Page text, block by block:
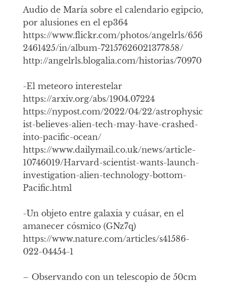
Audio de María sobre el calendario egipcio,
por alusiones en el ep364
https://www.flickr.com/photos/angelrls/656
2461425/in/album-72157626021377858/
http://angelrls.blogalia.com/historias/70970
-El meteoro interestelar
https://arxiv.org/abs/1904.07224
https://nypost.com/2022/04/22/astrophysic
ist-believes-alien-tech-may-have-crashed-
into-pacific-ocean/
https://www.dailymail.co.uk/news/article-
10746019/Harvard-scientist-wants-launch-
investigation-alien-technology-bottom-
Pacific.html
-Un objeto entre galaxia y cuásar, en el
amanecer cósmico (GNz7q)
https://www.nature.com/articles/s41586-
022-04454-1
– Observando con un telescopio de 50cm